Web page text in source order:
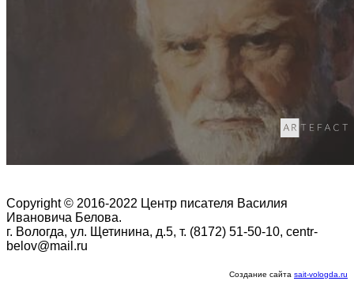
Copyright © 2016-2022 Центр писателя Василия
Ивановича Белова.
г. Вологда, ул. Щетинина, д.5, т. (8172) 51-50-10, centr-
belov@mail.ru
Создание сайта sait-vologda.ru